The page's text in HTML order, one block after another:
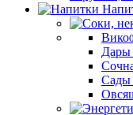
Вико0
Дары
Сады